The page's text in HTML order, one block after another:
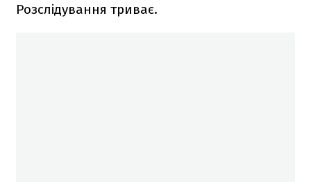
Розслідування триває.